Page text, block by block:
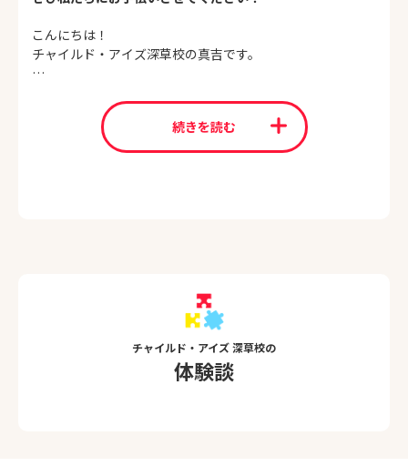
こんにちは！
チャイルド・アイズ深草校の真吉です。
らえております。その遊びの中で、「やったー！わかっ
た！」という成功体験をたくさん積むことで自信と学ぶ意欲
を育みます。
続きを読む
チャイルド・アイズ 深草校の
体験談